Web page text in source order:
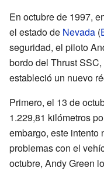
En octubre de 1997,
el estado de Nevada (
seguridad, el piloto
bordo del Thrust
estableció un nuevo
Primero, el 13 de
1.229,81 kilómetros
embargo, este intento
problemas con el
octubre, Andy Green